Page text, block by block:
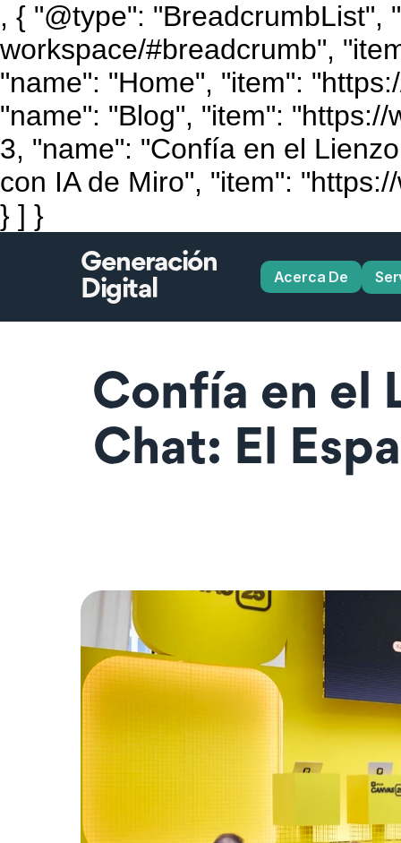
, { "@type": "BreadcrumbList",
workspace/#breadcrumb",
"name": "Home", "item":
"name": "Blog", "item":
3, "name": "Confía en el
con IA de Miro", "item":
} ] }
Generación
Digital
Acerca De
Confía en el
Chat: El